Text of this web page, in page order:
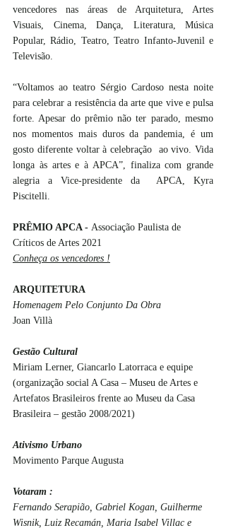
vencedores nas áreas de Arquitetura, Artes
Visuais, Cinema, Dança, Literatura, Música
Popular, Rádio, Teatro, Teatro Infanto-Juvenil e
Televisão.
“Voltamos ao teatro Sérgio Cardoso nesta noite
para celebrar a resistência da arte que vive e pulsa
forte. Apesar do prêmio não ter parado, mesmo
nos momentos mais duros da pandemia, é um
gosto diferente voltar à celebração  ao vivo. Vida
longa às artes e à APCA”, finaliza com grande
alegria a Vice-presidente da  APCA, Kyra
Piscitelli.
PRÊMIO APCA - Associação Paulista de
Críticos de Artes 2021
Conheça os vencedores !
ARQUITETURA
Homenagem Pelo Conjunto Da Obra
Joan Villà
Gestão Cultural
Miriam Lerner, Giancarlo Latorraca e equipe
(organização social A Casa – Museu de Artes e
Artefatos Brasileiros frente ao Museu da Casa
Brasileira – gestão 2008/2021)
Ativismo Urbano
Movimento Parque Augusta
Votaram :
Fernando Serapião, Gabriel Kogan, Guilherme
Wisnik, Luiz Recamán, Maria Isabel Villac e